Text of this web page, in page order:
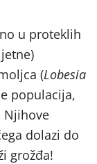
u proteklih
(Lobesia
populacija,
Njihove
dolazi do
grožđa!